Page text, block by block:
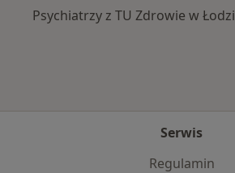
Psychiatrzy z TU Zdrowie w Łodzi
Serwis
Regulamin